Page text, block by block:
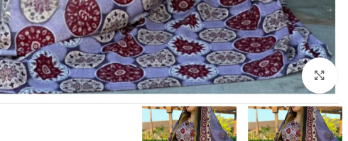
انقر للتكبير